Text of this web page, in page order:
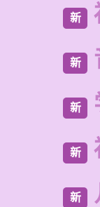
新
新
新
新
新